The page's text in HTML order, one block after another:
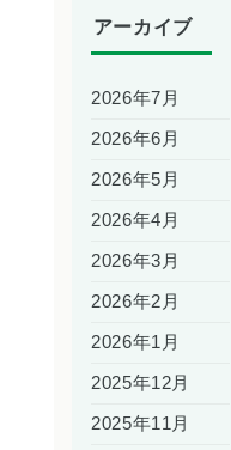
アーカイブ
2026年7月
2026年6月
2026年5月
2026年4月
2026年3月
2026年2月
2026年1月
2025年12月
2025年11月